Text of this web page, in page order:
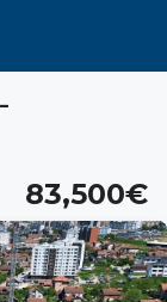
83,500€